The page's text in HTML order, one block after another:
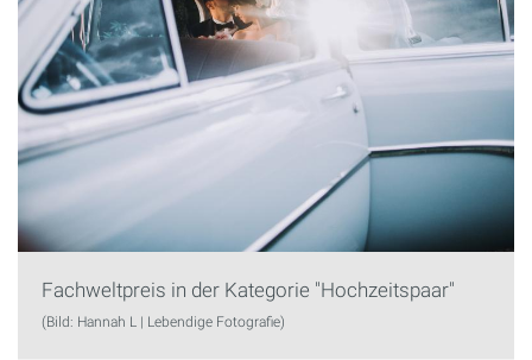
Fachweltpreis in der Kategorie "Hochzeitspaar"
(Bild: Hannah L | Lebendige Fotografie)